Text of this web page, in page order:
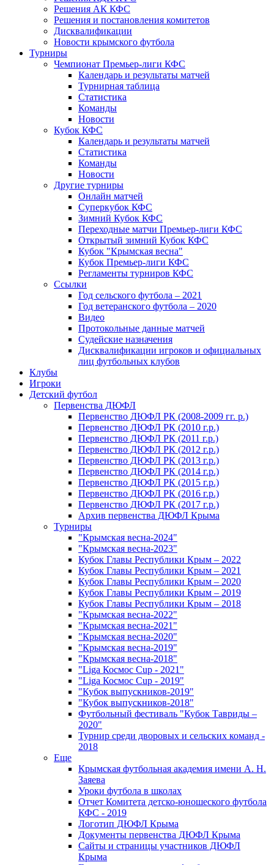
Решения АК КФС
Решения и постановления комитетов
Дисквалификации
Новости крымского футбола
Турниры
Чемпионат Премьер-лиги КФС
Календарь и результаты матчей
Турнирная таблица
Статистика
Команды
Новости
Кубок КФС
Календарь и результаты матчей
Статистика
Команды
Новости
Другие турниры
Онлайн матчей
Суперкубок КФС
Зимний Кубок КФС
Переходные матчи Премьер-лиги КФС
Открытый зимний Кубок КФС
Кубок "Крымская весна"
Кубок Премьер-лиги КФС
Регламенты турниров КФС
Ссылки
Год сельского футбола – 2021
Год ветеранского футбола – 2020
Видео
Протокольные данные матчей
Судейские назначения
Дисквалификации игроков и официальных
лиц футбольных клубов
Клубы
Игроки
Детский футбол
Первенства ДЮФЛ
Первенство ДЮФЛ РК (2008-2009 гг. р.)
Первенство ДЮФЛ РК (2010 г.р.)
Первенство ДЮФЛ РК (2011 г.р.)
Первенство ДЮФЛ РК (2012 г.р.)
Первенство ДЮФЛ РК (2013 г.р.)
Первенство ДЮФЛ РК (2014 г.р.)
Первенство ДЮФЛ РК (2015 г.р.)
Первенство ДЮФЛ РК (2016 г.р.)
Первенство ДЮФЛ РК (2017 г.р.)
Архив первенства ДЮФЛ Крыма
Турниры
"Крымская весна-2024"
"Крымская весна-2023"
Кубок Главы Республики Крым – 2022
Кубок Главы Республики Крым – 2021
Кубок Главы Республики Крым – 2020
Кубок Главы Республики Крым – 2019
Кубок Главы Республики Крым – 2018
"Крымская весна-2022"
"Крымская весна-2021"
"Крымская весна-2020"
"Крымская весна-2019"
"Крымская весна-2018"
"Liga Космос Cup - 2021"
"Liga Космос Cup - 2019"
"Кубок выпускников-2019"
"Кубок выпускников-2018"
Футбольный фестиваль "Кубок Тавриды –
2020"
Турнир среди дворовых и сельских команд -
2018
Еще
Крымская футбольная академия имени А. Н.
Заяева
Уроки футбола в школах
Отчет Комитета детско-юношеского футбола
КФС - 2019
Логотип ДЮФЛ Крыма
Документы первенства ДЮФЛ Крыма
Сайты и страницы участников ДЮФЛ
Крыма